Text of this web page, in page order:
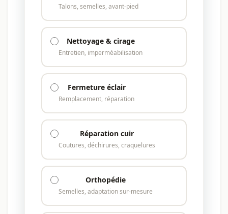
Talons, semelles, avant-pied
Nettoyage & cirage
Entretien, imperméabilisation
Fermeture éclair
Remplacement, réparation
Réparation cuir
Coutures, déchirures, craquelures
Orthopédie
Semelles, adaptation sur-mesure